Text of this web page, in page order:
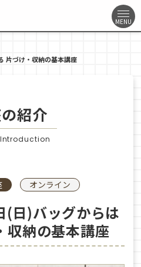
片づけ・収納の基本講座
紹介
オンライン
日)バッグからは
収納の基本講座